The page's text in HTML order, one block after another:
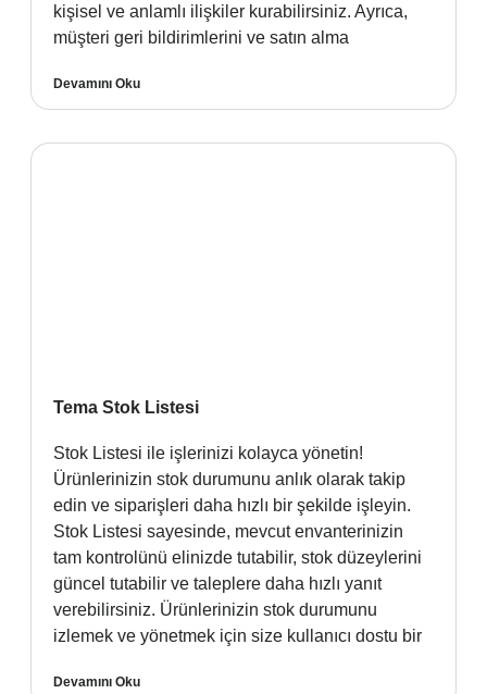
kişisel ve anlamlı ilişkiler kurabilirsiniz. Ayrıca,
müşteri geri bildirimlerini ve satın alma
Devamını Oku
Tema Stok Listesi
Stok Listesi ile işlerinizi kolayca yönetin!
Ürünlerinizin stok durumunu anlık olarak takip
edin ve siparişleri daha hızlı bir şekilde işleyin.
Stok Listesi sayesinde, mevcut envanterinizin
tam kontrolünü elinizde tutabilir, stok düzeylerini
güncel tutabilir ve taleplere daha hızlı yanıt
verebilirsiniz. Ürünlerinizin stok durumunu
izlemek ve yönetmek için size kullanıcı dostu bir
Devamını Oku